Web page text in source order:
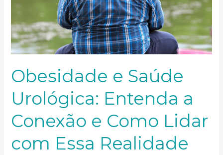
Obesidade e Saúde
Urológica: Entenda a
Conexão e Como Lidar
com Essa Realidade
Essa